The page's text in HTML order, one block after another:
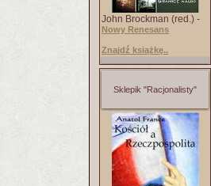
John Brockman (red.) -
Nowy Renesans
Znajdź książkę..
Sklepik "Racjonalisty"